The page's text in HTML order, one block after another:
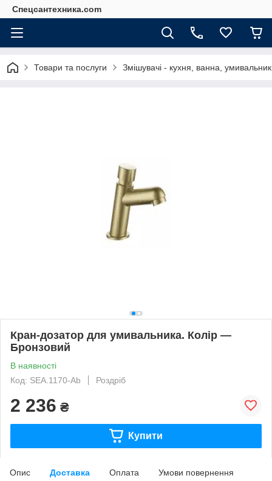
Спецсантехника.com
Товари та послуги Змішувачі - кухня, ванна,
Кран-дозатор для умивальника. Колір —
Бронзовий
В наявності
Код: SEA.1170-Ab
Роздріб
2 236 ₴
Купити
Опис Доставка Оплата Умови повернення